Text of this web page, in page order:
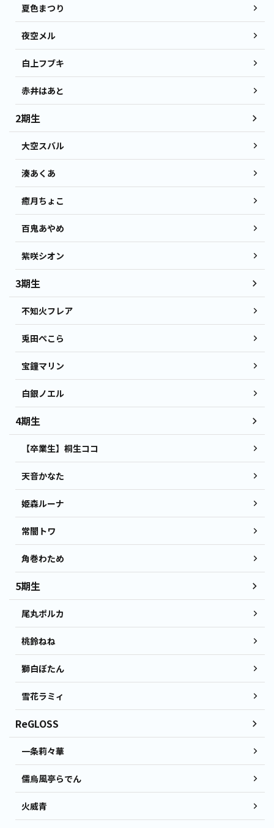
夏色まつり
夜空メル
白上フブキ
赤井はあと
2期生
大空スバル
湊あくあ
癒月ちょこ
百鬼あやめ
紫咲シオン
3期生
不知火フレア
兎田ぺこら
宝鐘マリン
白銀ノエル
4期生
【卒業生】桐生ココ
天音かなた
姫森ルーナ
常闇トワ
角巻わため
5期生
尾丸ポルカ
桃鈴ねね
獅白ぼたん
雪花ラミィ
ReGLOSS
一条莉々華
儒烏風亭らでん
火威青